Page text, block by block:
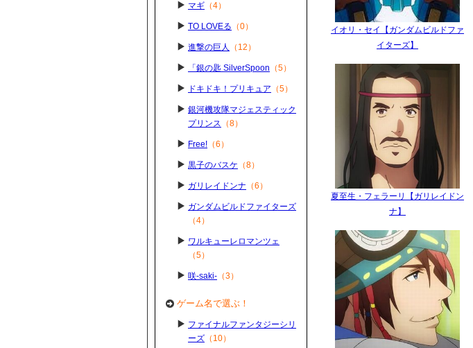
イオリ・セイ【ガンダムビルドファ
イターズ】
夏至生・フェラーリ【ガリレイドン
ナ】
マギ （4）
TO LOVEる （0）
進撃の巨人 （12）
「銀の匙 SilverSpoon （5）
ドキドキ！プリキュア （5）
銀河機攻隊マジェスティック
プリンス
（8）
Free! （6）
黒子のバスケ （8）
ガリレイドンナ （6）
ガンダムビルドファイターズ
（4）
ワルキューレロマンツェ
（5）
咲-saki- （3）
ゲーム名で選ぶ！
ファイナルファンタジーシリ
ーズ （10）